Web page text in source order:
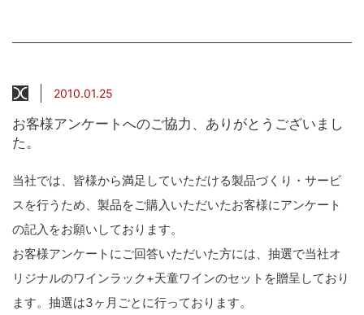
2010.01.25
お客様アンケートへのご協力、ありがとうございまし
た。
当社では、皆様から満足していただける製品づくり・サービ
スを行うため、製品をご購入いただいたお客様にアンケート
の記入をお願いしております。
お客様アンケートにご回答いただいた方には、抽選で当社オ
リジナルのワインラック+天童ワインのセットを贈呈しており
ます。抽選は3ヶ月ごとに行っております。